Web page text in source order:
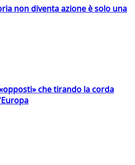
non diventa azione è solo una
che tirando la corda